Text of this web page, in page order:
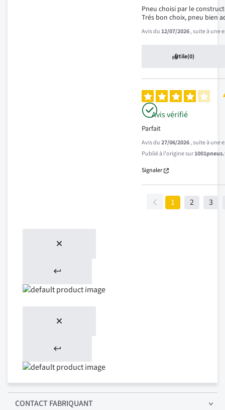
Pneu choisi par le
Trés bon choix, pneu bien
Avis du12/07/2026, suite à une
Utile(0)
Avis vérifié
Parfait
Avis du27/06/2026, suite à une
Publié à l'origine sur
Signaler
1 2 3
CONTACT FABRIQUANT